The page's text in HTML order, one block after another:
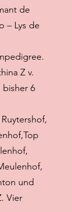
de
– Lys de
Z v.
bisher 6
und
Vier